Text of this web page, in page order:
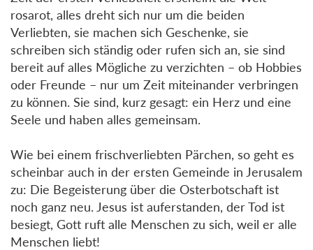
rosarot, alles dreht sich nur um die beiden
Verliebten, sie machen sich Geschenke, sie
schreiben sich ständig oder rufen sich an, sie sind
bereit auf alles Mögliche zu verzichten – ob Hobbies
oder Freunde – nur um Zeit miteinander verbringen
zu können. Sie sind, kurz gesagt: ein Herz und eine
Seele und haben alles gemeinsam.
Wie bei einem frischverliebten Pärchen, so geht es
scheinbar auch in der ersten Gemeinde in Jerusalem
zu: Die Begeisterung über die Osterbotschaft ist
noch ganz neu. Jesus ist auferstanden, der Tod ist
besiegt, Gott ruft alle Menschen zu sich, weil er alle
Menschen liebt!